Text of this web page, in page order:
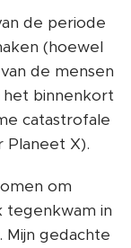
de periode
(hoewel
de mensen
het binnenkort
catastrofale
Planeet X).
om
in
gedachte